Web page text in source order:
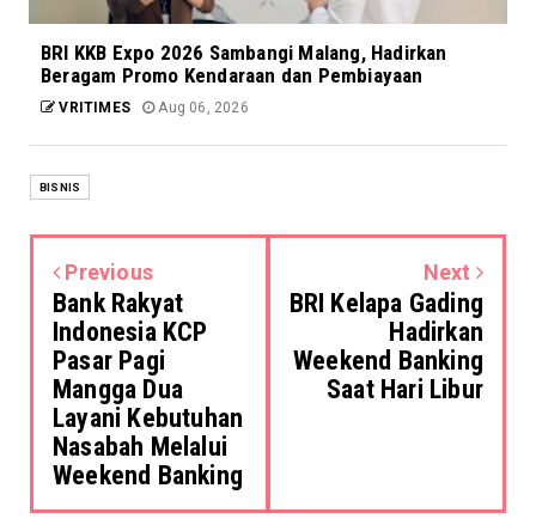
BRI KKB Expo 2026 Sambangi Malang, Hadirkan
Beragam Promo Kendaraan dan Pembiayaan
VRITIMES Aug 06, 2026
BISNIS
Previous
Bank Rakyat
Indonesia KCP
Pasar Pagi
Mangga Dua
Layani Kebutuhan
Nasabah Melalui
Weekend Banking
Next
BRI Kelapa Gading
Hadirkan
Weekend Banking
Saat Hari Libur